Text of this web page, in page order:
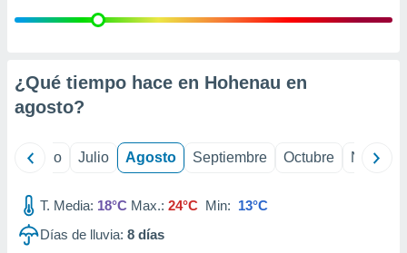
e
mediante
¿Qué tiempo hace en Hohenau en
agosto?
Junio Julio Agosto Septiembre Octubre
T. Media: 18°C Max.: 24°C Min: 13°C
Días de lluvia: 8 días